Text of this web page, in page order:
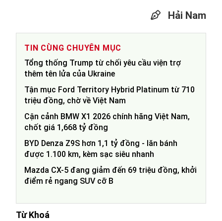
Hải Nam
TIN CÙNG CHUYÊN MỤC
Tổng thống Trump từ chối yêu cầu viện trợ
thêm tên lửa của Ukraine
Tận mục Ford Territory Hybrid Platinum từ 710
triệu đồng, chờ về Việt Nam
Cận cảnh BMW X1 2026 chính hãng Việt Nam,
chốt giá 1,668 tỷ đồng
BYD Denza Z9S hơn 1,1 tỷ đồng - lăn bánh
được 1.100 km, kèm sạc siêu nhanh
Mazda CX-5 đang giảm đến 69 triệu đồng, khởi
điểm rẻ ngang SUV cỡ B
Từ Khoá